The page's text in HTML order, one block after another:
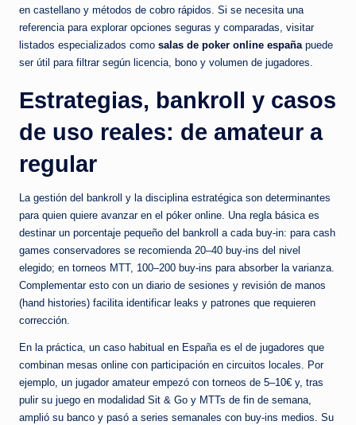
en castellano y métodos de cobro rápidos. Si se necesita una
referencia para explorar opciones seguras y comparadas, visitar
listados especializados como salas de poker online españapuede
ser útil para filtrar según licencia, bono y volumen de jugadores.
Estrategias, bankroll y casos
de uso reales: de amateur a
regular
La gestión del bankroll y la disciplina estratégica son determinantes
para quien quiere avanzar en el póker online. Una regla básica es
destinar un porcentaje pequeño del bankroll a cada buy-in: para cash
games conservadores se recomienda 20–40 buy-ins del nivel
elegido; en torneos MTT, 100–200 buy-ins para absorber la varianza.
Complementar esto con un diario de sesiones y revisión de manos
(hand histories) facilita identificar leaks y patrones que requieren
corrección.
En la práctica, un caso habitual en España es el de jugadores que
combinan mesas online con participación en circuitos locales. Por
ejemplo, un jugador amateur empezó con torneos de 5–10€ y, tras
pulir su juego en modalidad Sit & Go y MTTs de fin de semana,
amplió su banco y pasó a series semanales con buy-ins medios. Su